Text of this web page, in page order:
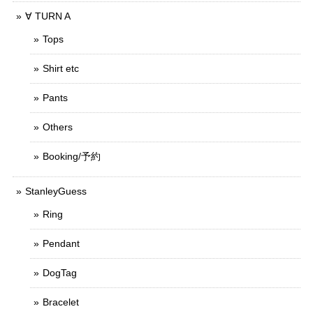
∀ TURN A
Tops
Shirt etc
Pants
Others
Booking/予約
StanleyGuess
Ring
Pendant
DogTag
Bracelet